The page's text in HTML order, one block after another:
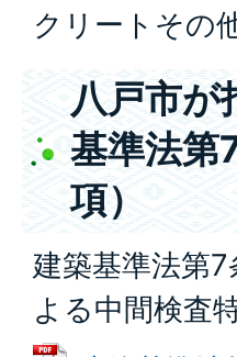
クリートその
八戸市が
基準法第
項）
建築基準法第
よる中間検査